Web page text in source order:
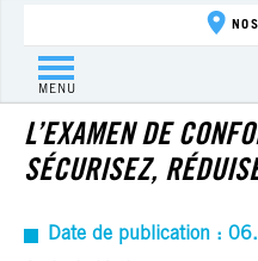
MENU
ACTUALITÉ
L’EXAMEN DE
SÉCURISEZ,
Date de publication :